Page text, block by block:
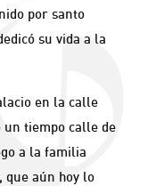
por santo
su vida a la
en la calle
un tiempo calle de
a la familia
que aún hoy lo